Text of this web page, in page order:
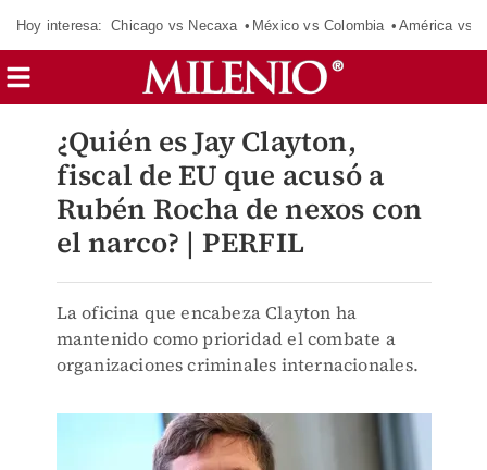
Hoy interesa: Chicago vs Necaxa México vs Colombia América vs
¿Quién es Jay Clayton,
fiscal de EU que acusó a
Rubén Rocha de nexos con
el narco? | PERFIL
La oficina que encabeza Clayton ha
mantenido como prioridad el combate a
organizaciones criminales internacionales.